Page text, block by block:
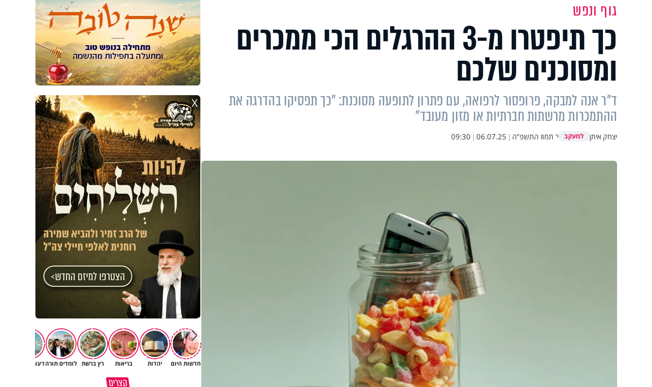
גוף ונפש
כך תיפטרו מ-3 ההרגלים הכי ממכרים
ומסוכנים שלכם
ד"ר אנה למבקה, פרופסור לרפואה, עם פתרון לתופעה מסוכנת: "כך תפסיקו בהדרגה את
ההתמכרות מרשתות חברתיות או מזון מעובד"
יצחק איתן למעקב י' תמוז התשפ"ה |
06.07.25
|
09:30
X
חדשות היום יהדות בריאות רץ ברשת לומדים תורהדעות וטורים
קצרים
כל אחד מאיתנו הוא עולם